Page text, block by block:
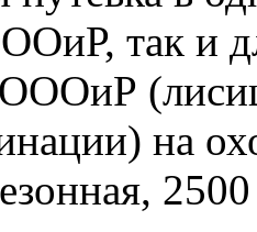
так и
на